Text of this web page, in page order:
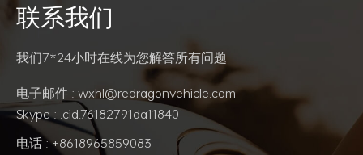
围，全车采用NVH静音技
术，VOD娱乐系统+全车
WIFI，全车自动加热 和来自
法国的冷却空调和地板皮革
阅读更多
联系我们
我们7*24小时在线为您解答所有问题
电子邮件 : wxhl@redragonvehicle.com
Skype : .cid.76182791da11840
电话 : +8618965859083